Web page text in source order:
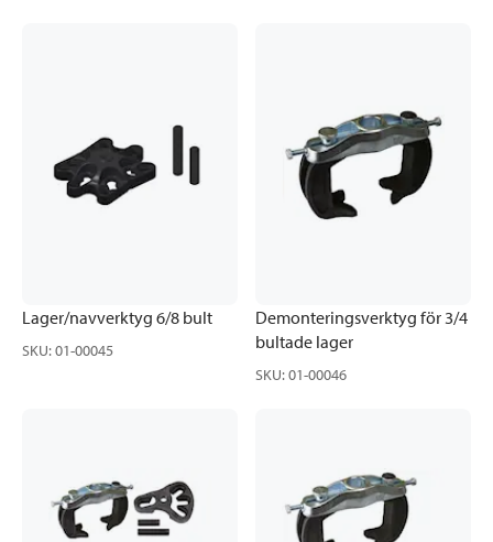
Lager/navverktyg 6/8 bult
SKU:01-00045
Demonteringsverktyg för 3/4
bultade lager
SKU:01-00046